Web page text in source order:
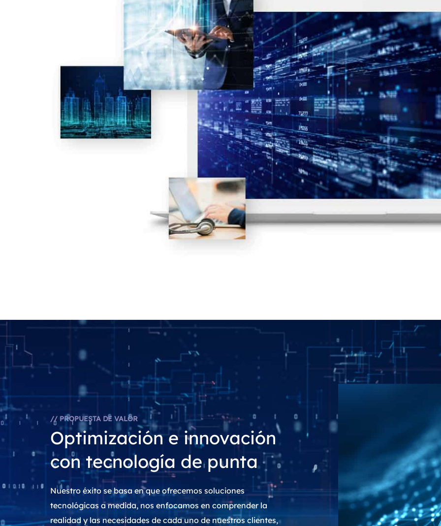
// PROPUESTA DE VALOR
Optimización e innovación
con tecnología de punta
Nuestro éxito se basa en que ofrecemos soluciones
tecnológicas a medida, nos enfocamos en comprender la
realidad y las necesidades de cada uno de nuestros clientes,